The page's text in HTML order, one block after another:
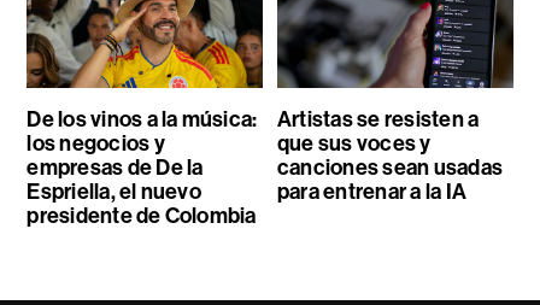
De los vinos a la música:
los negocios y
empresas de De la
Espriella, el nuevo
presidente de Colombia
Artistas se resisten a
que sus voces y
canciones sean usadas
para entrenar a la IA